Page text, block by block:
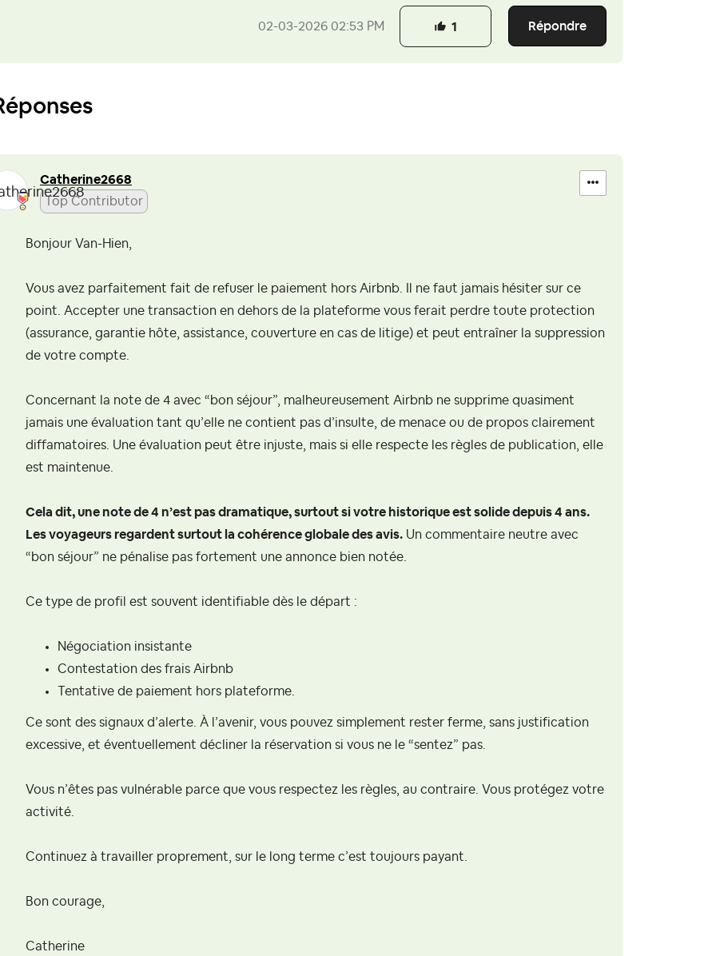
‎02-03-2026 02:53 PM Répondre
1
Catherine2668
Top Contributor
Bonjour Van-Hien,
Vous avez parfaitement fait de refuser le paiement hors Airbnb. Il ne faut jamais hésiter sur ce
point. Accepter une transaction en dehors de la plateforme vous ferait perdre toute protection
(assurance, garantie hôte, assistance, couverture en cas de litige) et peut entraîner la suppression
de votre compte.
Concernant la note de 4 avec “bon séjour”, malheureusement Airbnb ne supprime quasiment
jamais une évaluation tant qu’elle ne contient pas d’insulte, de menace ou de propos clairement
diffamatoires. Une évaluation peut être injuste, mais si elle respecte les règles de publication, elle
est maintenue.
Cela dit, une note de 4 n’est pas dramatique, surtout si votre historique est solide depuis 4 ans.
Les voyageurs regardent surtout la cohérence globale des avis. Un commentaire neutre avec
“bon séjour” ne pénalise pas fortement une annonce bien notée.
Ce type de profil est souvent identifiable dès le départ :
Négociation insistante
Contestation des frais Airbnb
Tentative de paiement hors plateforme.
Ce sont des signaux d’alerte. À l’avenir, vous pouvez simplement rester ferme, sans justification
excessive, et éventuellement décliner la réservation si vous ne le “sentez” pas.
Vous n’êtes pas vulnérable parce que vous respectez les règles, au contraire. Vous protégez votre
activité.
Continuez à travailler proprement, sur le long terme c’est toujours payant.
Bon courage,
Catherine